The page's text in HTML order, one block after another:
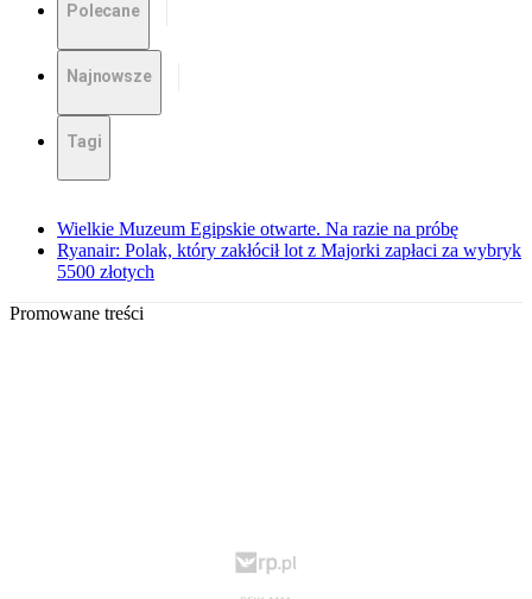
Polecane
Najnowsze
Tagi
Wielkie Muzeum Egipskie otwarte. Na razie na próbę
Ryanair: Polak, który zakłócił lot z Majorki zapłaci za wybryk
5500 złotych
Promowane treści